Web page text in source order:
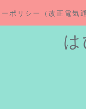
ポリシー（改正電気